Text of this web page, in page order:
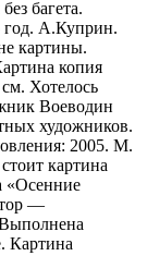
багета.
год. А.Куприн.
картины.
копия
Хотелось
Воеводин
художников.
2005. М.
картина
«Осенние
—
Картина